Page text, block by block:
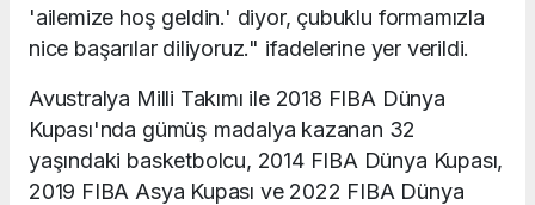
'ailemize hoş geldin.' diyor, çubuklu formamızla
nice başarılar diliyoruz." ifadelerine yer verildi.
Avustralya Milli Takımı ile 2018 FIBA Dünya
Kupası'nda gümüş madalya kazanan 32
yaşındaki basketbolcu, 2014 FIBA Dünya Kupası,
2019 FIBA Asya Kupası ve 2022 FIBA Dünya